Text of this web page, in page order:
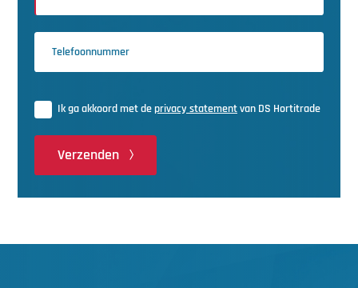
Ik ga akkoord met deprivacy statementvan DS Hortitrade
Verzenden